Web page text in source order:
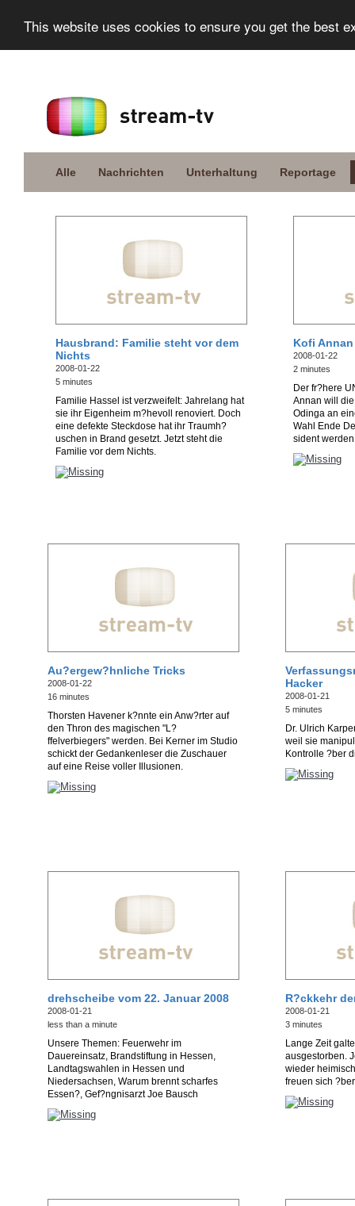
This website uses cookies to ensure you get the best
Alle Nachrichten Unterhaltung Reportage
Hausbrand: Familie steht vor dem
Nichts
2008-01-22
5 minutes
Familie Hassel ist verzweifelt: Jahrelang hat
sie ihr Eigenheim m?hevoll renoviert. Doch
eine defekte Steckdose hat ihr Traumh?
uschen in Brand gesetzt. Jetzt steht die
Familie vor dem Nichts.
Kofi
2008-01-22
2 minutes
Der fr?here
Annan will
Odinga an
Wahl Ende
sident
Au?ergew?hnliche Tricks
2008-01-22
16 minutes
Thorsten Havener k?nnte ein Anw?rter auf
den Thron des magischen "L?
ffelverbiegers" werden. Bei Kerner im Studio
schickt der Gedankenleser die Zuschauer
auf eine Reise voller Illusionen.
Hacker
2008-01-21
5 minutes
Dr. Ulrich
weil sie
Kontrolle ?ber
drehscheibe vom 22. Januar 2008
2008-01-21
less than a minute
Unsere Themen: Feuerwehr im
Dauereinsatz, Brandstiftung in Hessen,
Landtagswahlen in Hessen und
Niedersachsen, Warum brennt scharfes
Essen?, Gef?ngnisarzt Joe Bausch
R?ckkehr
2008-01-21
3 minutes
Lange Zeit
ausgestorben.
wieder
freuen sich